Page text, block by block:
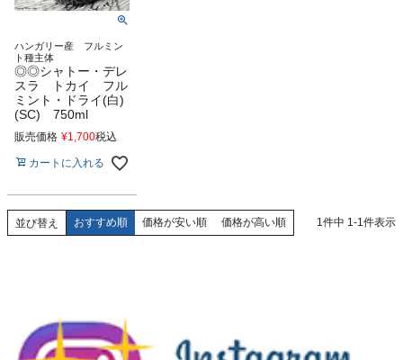
ハンガリー産 フルミン
ト種主体
◎◎シャトー・デレ
スラ トカイ フル
ミント・ドライ(白)
(SC) 750ml
販売価格 ¥1,700税込
カートに入れる
並び替え おすすめ順 価格が安い順 価格が高い順 1件中 1-1件表示